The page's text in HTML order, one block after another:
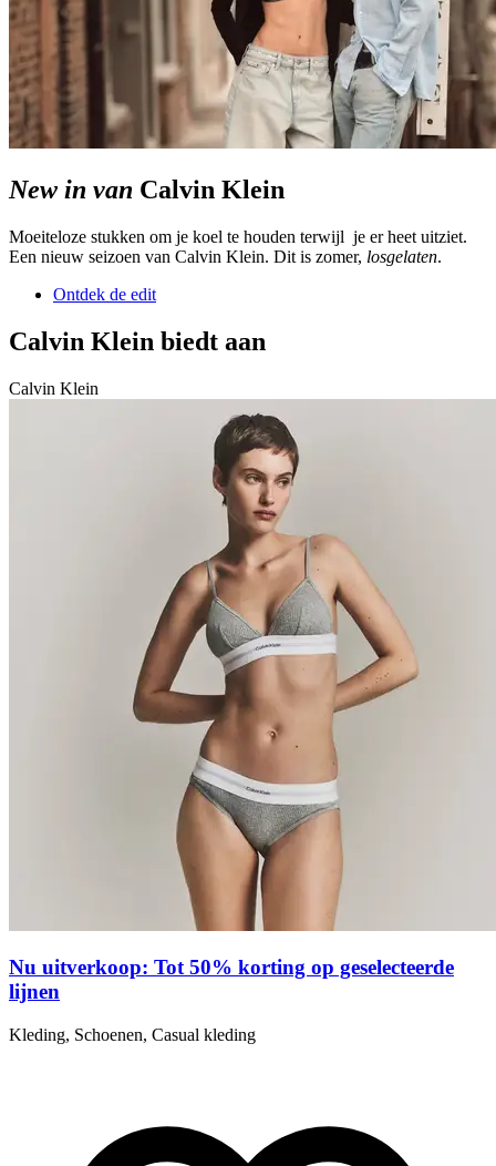
New in van Calvin Klein
Moeiteloze stukken om je koel te houden terwijl je er heet uitziet.
Een nieuw seizoen van Calvin Klein. Dit is zomer, losgelaten.
Ontdek de edit
Calvin Klein biedt aan
Calvin Klein
Nu uitverkoop: Tot 50% korting op geselecteerde
lijnen
Kleding, Schoenen, Casual kleding